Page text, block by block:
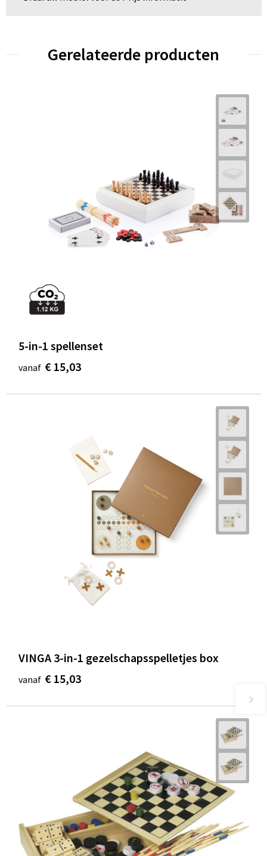
Gerelateerde producten
5-in-1 spellenset
vanaf € 15,03
VINGA 3-in-1 gezelschapsspelletjes box
vanaf € 15,03